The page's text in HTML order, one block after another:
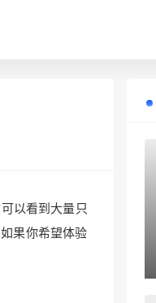
以看到大量只
果你希望体验